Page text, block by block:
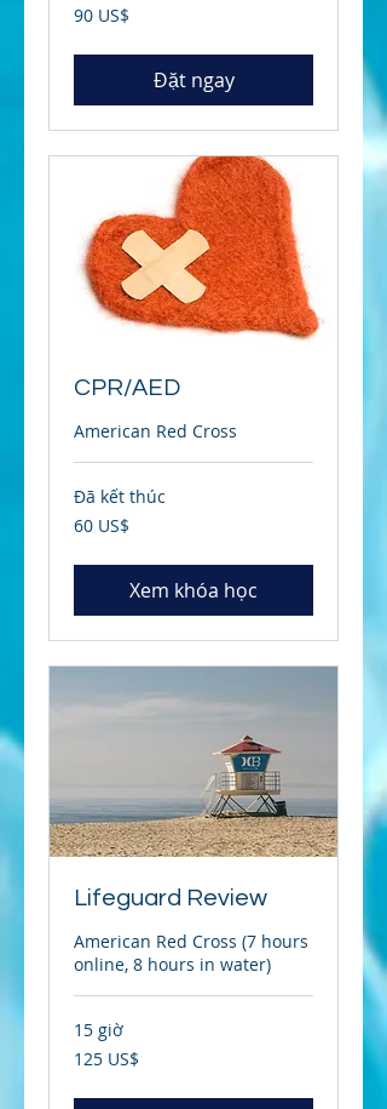
90
đô
90 US$
Đặt ngay
CPR/AED
American Red Cross
Đã kết thúc
60
đô
60 US$
Xem khóa học
Lifeguard Review
American Red Cross (7 hours
online, 8 hours in water)
15 giờ
125
đô
125 US$